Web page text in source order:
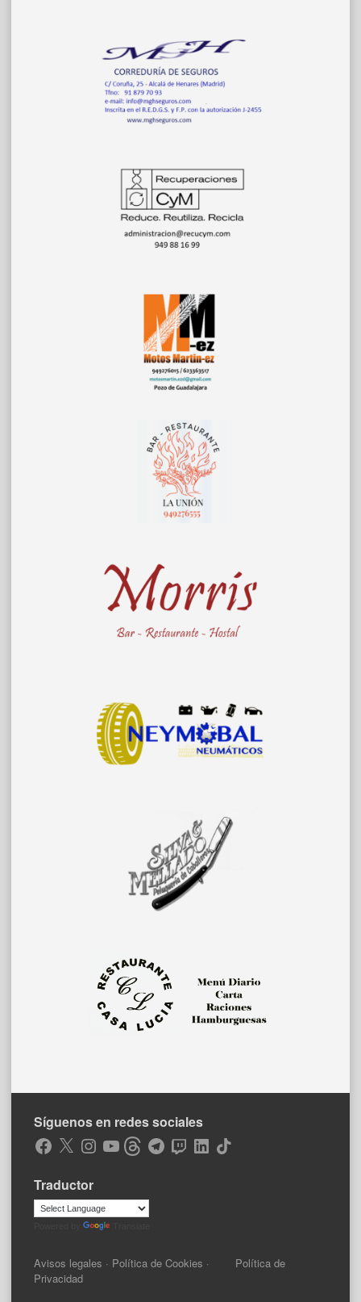
Síguenos en redes sociales
Facebook
X Instagram
YouTubeThreadsTelegramTwitchLinkedIn
TikTok
Traductor
Avisos legales · Política de Cookies · Política de
Privacidad